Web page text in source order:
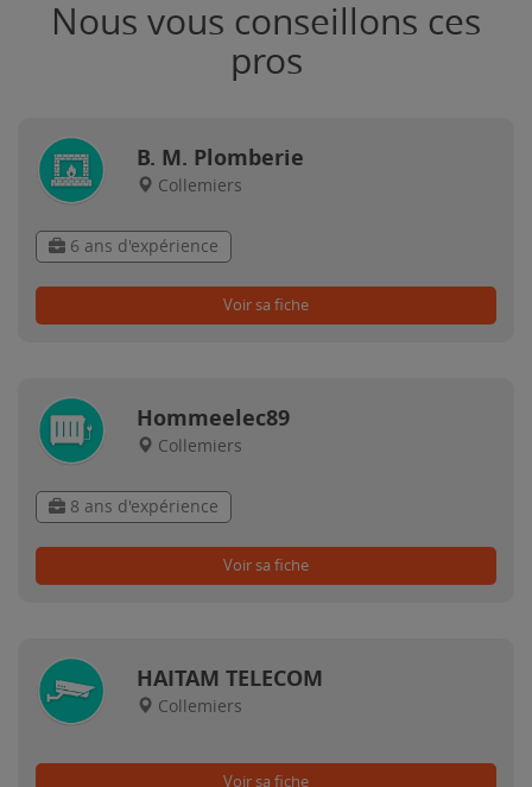
Nous vous conseillons ces
pros
B. M. Plomberie
Collemiers
6 ans d'expérience
Voir sa fiche
Hommeelec89
Collemiers
8 ans d'expérience
Voir sa fiche
HAITAM TELECOM
Collemiers
Voir sa fiche